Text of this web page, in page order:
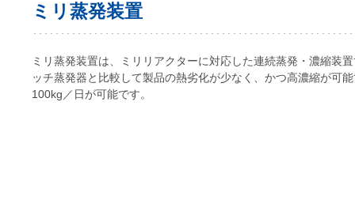
ミリ蒸発装置
ミリ蒸発装置は、ミリリアクターに対応した連続蒸発・濃縮装
ッチ蒸発器と比較して製品の熱劣化が少なく、かつ高濃縮が可
100kg／日が可能です。